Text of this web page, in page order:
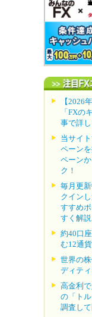
【2026
「FXの
事で詳し
当サイ
ペーン
ペーン
ク！
毎月更
クイン
すすめ
すく解説
約40口
む12通
世界の
ディテ
高金利
の「ト
調査して